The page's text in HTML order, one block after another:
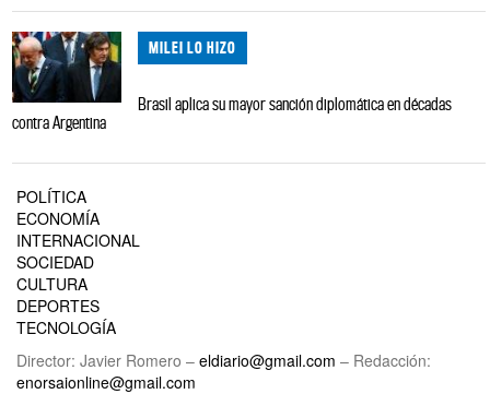
MILEI LO HIZO
Brasil aplica su mayor sanción diplomática en décadas
contra Argentina
POLÍTICA
ECONOMÍA
INTERNACIONAL
SOCIEDAD
CULTURA
DEPORTES
TECNOLOGÍA
Director: Javier Romero – eldiario@gmail.com – Redacción:
enorsaionline@gmail.com